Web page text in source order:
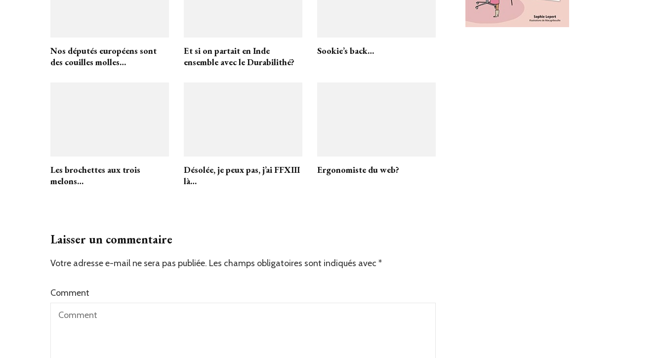
Nos députés européens sont
des couilles molles…
Et si on partait en Inde
ensemble avec le Durabilithé?
Sookie’s back…
Les brochettes aux trois
melons…
Désolée, je peux pas, j’ai FFXIII
là…
Ergonomiste du web?
Laisser un commentaire
Votre adresse e-mail ne sera pas publiée. Les champs obligatoires sont indiqués avec *
Comment